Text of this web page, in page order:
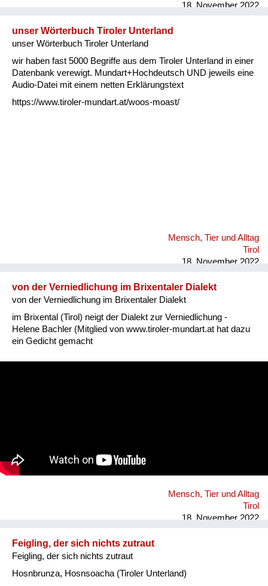
18. November 2022
unser Wörterbuch Tiroler Unterland
unser Wörterbuch Tiroler Unterland
wir haben fast 5000 Begriffe aus dem Tiroler Unterland in einer
Datenbank verewigt. Mundart+Hochdeutsch UND jeweils eine
Audio-Datei mit einem netten Erklärungstext
https://www.tiroler-mundart.at/woos-moast/
Mensch, Tier und Alltag
Tirol
18. November 2022
von der Verniedlichung im Brixentaler Dialekt
von der Verniedlichung im Brixentaler Dialekt
im Brixental (Tirol) neigt der Dialekt zur Verniedlichung -
Helene Bachler (Mitglied von www.tiroler-mundart.at hat dazu
ein Gedicht gemacht
Mensch, Tier und Alltag
Tirol
18. November 2022
Feigling, der sich nichts zutraut
Feigling, der sich nichts zutraut
Hosnbrunza, Hosnsoacha (Tiroler Unterland)